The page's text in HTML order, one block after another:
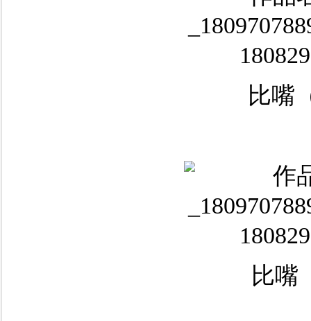
比嘴
比嘴